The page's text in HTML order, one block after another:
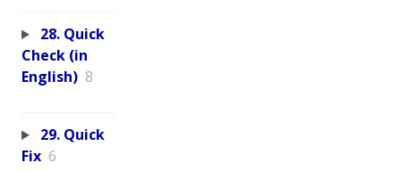
28. Quick
Check (in
English) 8
29. Quick
Fix 6